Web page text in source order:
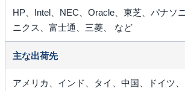
HP、Intel、NEC、Oracle、東芝、パナソ
ニクス、富士通、三菱、 など
主な出荷先
アメリカ、インド、タイ、中国、ドイツ